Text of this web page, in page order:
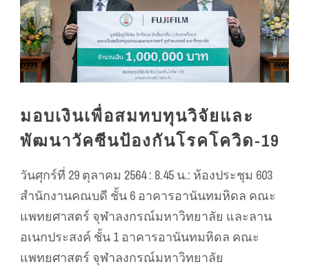
มอบเงินเพื่อสมทบทุนวิจัยและ
พัฒนาวัคซีนป้องกันโรคโควิด-19
วันศุกร์ที่ 29 ตุลาคม 2564 : 8.45 น.: ห้องประชุม 603
สำนักงานคณบดี ชั้น 6 อาคารอานันทมหิดล คณะ
แพทยศาสตร์ จุฬาลงกรณ์มหาวิทยาลัย และลาน
อเนกประสงค์ ชั้น 1 อาคารอานันทมหิดล คณะ
แพทยศาสตร์ จุฬาลงกรณ์มหาวิทยาลัย